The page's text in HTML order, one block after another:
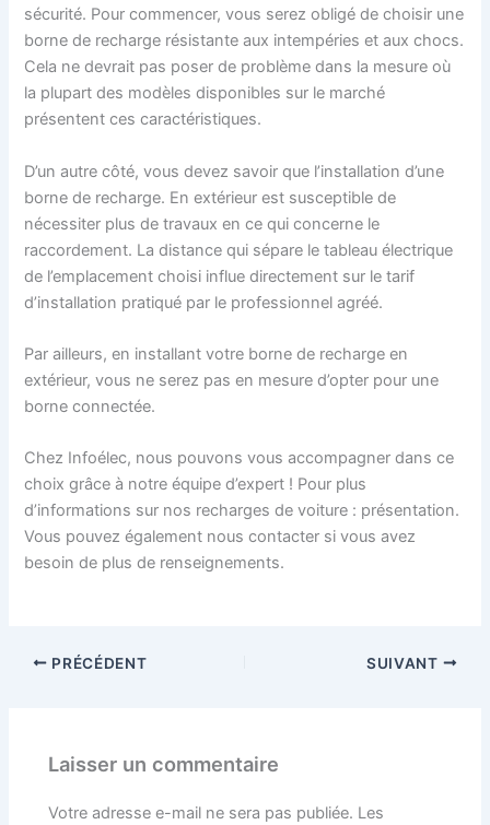
sécurité. Pour commencer, vous serez obligé de choisir une
borne de recharge résistante aux intempéries et aux chocs.
Cela ne devrait pas poser de problème dans la mesure où
la plupart des modèles disponibles sur le marché
présentent ces caractéristiques.
D’un autre côté, vous devez savoir que l’installation d’une
borne de recharge. En extérieur est susceptible de
nécessiter plus de travaux en ce qui concerne le
raccordement. La distance qui sépare le tableau électrique
de l’emplacement choisi influe directement sur le tarif
d’installation pratiqué par le professionnel agréé.
Par ailleurs, en installant votre borne de recharge en
extérieur, vous ne serez pas en mesure d’opter pour une
borne connectée.
Chez Infoélec, nous pouvons vous accompagner dans ce
choix grâce à notre équipe d’expert ! Pour plus
d’informations sur nos recharges de voiture : présentation.
Vous pouvez également nous contacter si vous avez
besoin de plus de renseignements.
PRÉCÉDENT SUIVANT
Laisser un commentaire
Votre adresse e-mail ne sera pas publiée. Les